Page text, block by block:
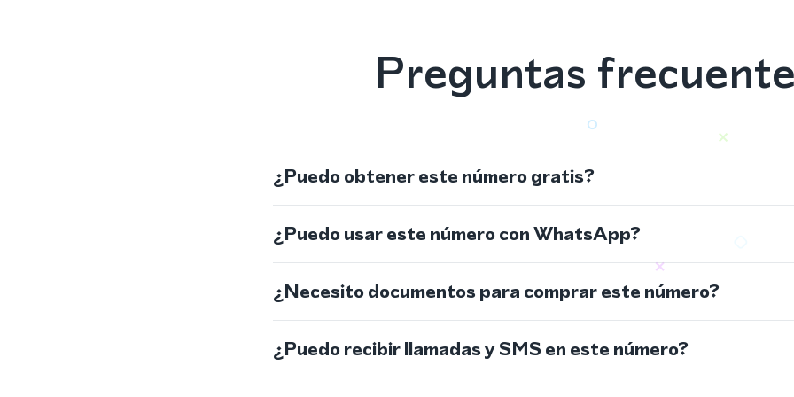
Preguntas
¿Puedo obtener este número gratis?
¿Puedo usar este número con WhatsApp?
¿Necesito documentos para comprar este número?
¿Puedo recibir llamadas y SMS en este número?